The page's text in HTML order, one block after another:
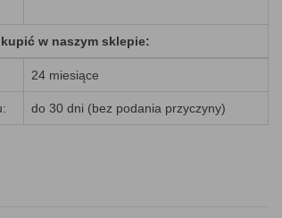
w naszym sklepie:
24 miesiące
do 30 dni (bez podania przyczyny)